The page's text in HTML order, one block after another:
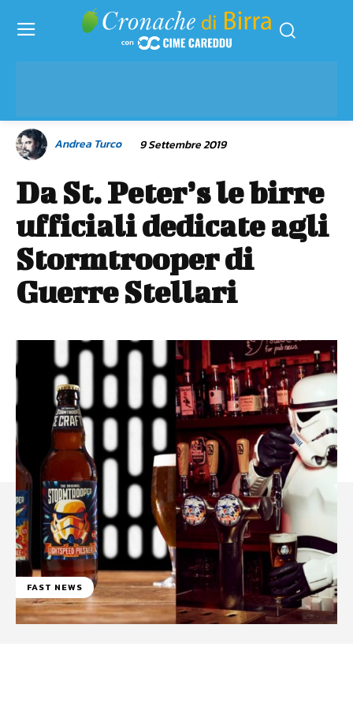
Andrea Turco 9 Settembre 2019
Da St. Peter’s le birre
ufficiali dedicate agli
Stormtrooper di
Guerre Stellari
FAST NEWS